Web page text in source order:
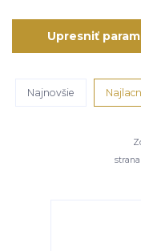
Upresniť
Najnovšie
strana